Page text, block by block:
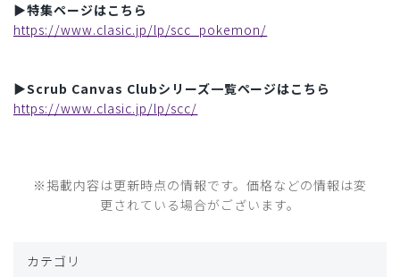
▶︎特集ページはこちら
https://www.clasic.jp/lp/scc_pokemon/
▶︎Scrub Canvas Clubシリーズ一覧ページはこちら
https://www.clasic.jp/lp/scc/
※掲載内容は更新時点の情報です。価格などの情報は変
更されている場合がございます。
カテゴリ